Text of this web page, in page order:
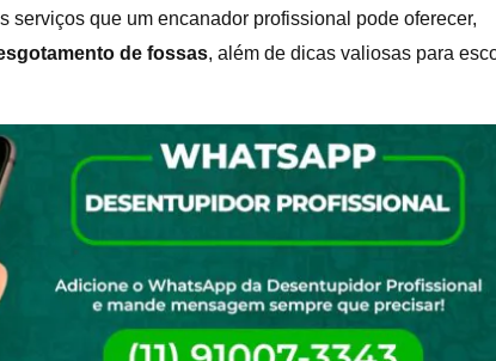
serviços que um encanador profissional pode oferecer,
de fossas, além de dicas valiosas para